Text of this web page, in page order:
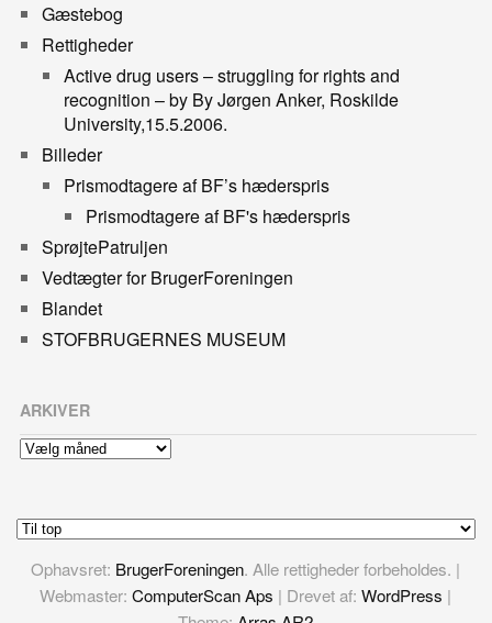
Gæstebog
Rettigheder
Active drug users – struggling for rights and
recognition – by By Jørgen Anker, Roskilde
University,15.5.2006.
Billeder
Prismodtagere af BF’s hæderspris
Prismodtagere af BF's hæderspris
SprøjtePatruljen
Vedtægter for BrugerForeningen
Blandet
STOFBRUGERNES MUSEUM
ARKIVER
Arkiver
Ophavsret: BrugerForeningen. Alle rettigheder forbeholdes. |
Webmaster:ComputerScan Aps | Drevet af:WordPress |